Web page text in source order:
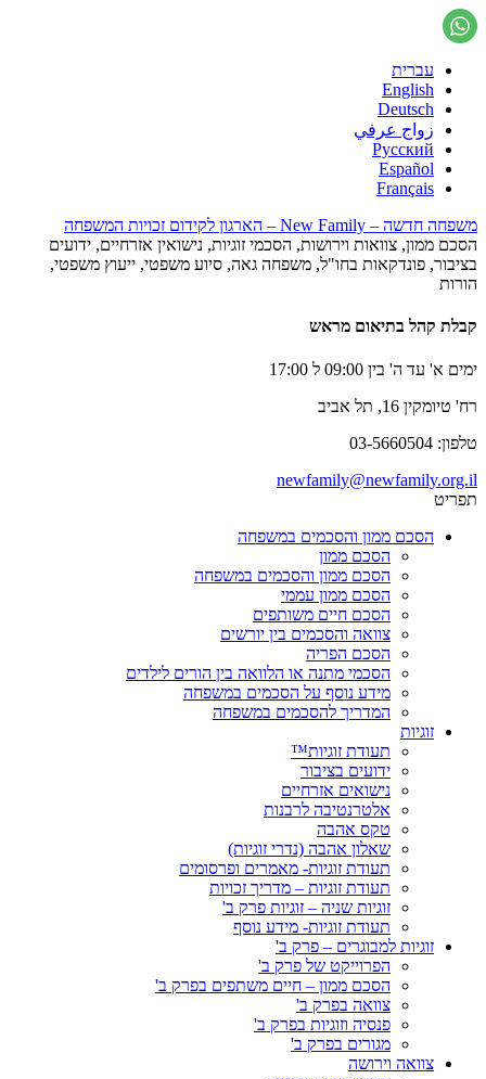
עברית
English
Deutsch
زواج عرفي
Русский
Español
Français
משפחה חדשה – New Family – הארגון לקידום זכויות המשפחה
הסכם ממון, צוואות וירושות, הסכמי זוגיות, נישואין אזרחיים, ידועים
בציבור, פונדקאות בחו"ל, משפחה גאה, סיוע משפטי, ייעוץ משפטי,
הורות
קבלת קהל בתיאום מראש
ימים א' עד ה' בין 09:00 ל 17:00
רח' טיומקין 16, תל אביב
טלפון: 03-5660504
newfamily@newfamily.org.il
תפריט
הסכם ממון והסכמים במשפחה
הסכם ממון
הסכם ממון והסכמים במשפחה
הסכם ממון עממי
הסכם חיים משותפים
צוואה והסכמים בין יורשים
הסכם הפריה
הסכמי מתנה או הלוואה בין הורים לילדים
מידע נוסף על הסכמים במשפחה
המדריך להסכמים במשפחה
זוגיות
תעודת זוגיות™
ידועים בציבור
נישואים אזרחיים
אלטרנטיבה לרבנות
טקס אהבה
שאלון אהבה (נדרי זוגיות)
תעודת זוגיות- מאמרים ופרסומים
תעודת זוגיות – מדריך זכויות
זוגיות שניה – זוגיות פרק ב'
תעודת זוגיות- מידע נוסף
זוגיות למבוגרים – פרק ב'
הפרוייקט של פרק ב'
הסכם ממון – חיים משתפים בפרק ב'
צוואה בפרק ב'
פנסיה וזוגיות בפרק ב'
מגורים בפרק ב'
צוואה וירושה